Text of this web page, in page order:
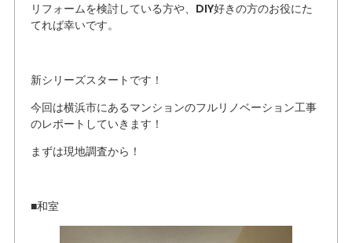
リフォームを検討している方や、DIY好きの方のお役にた
てれば幸いです。
新シリーズスタートです！
今回は横浜市にあるマンションのフルリノベーション工事
のレポートしていきます！
まずは現地調査から！
■和室